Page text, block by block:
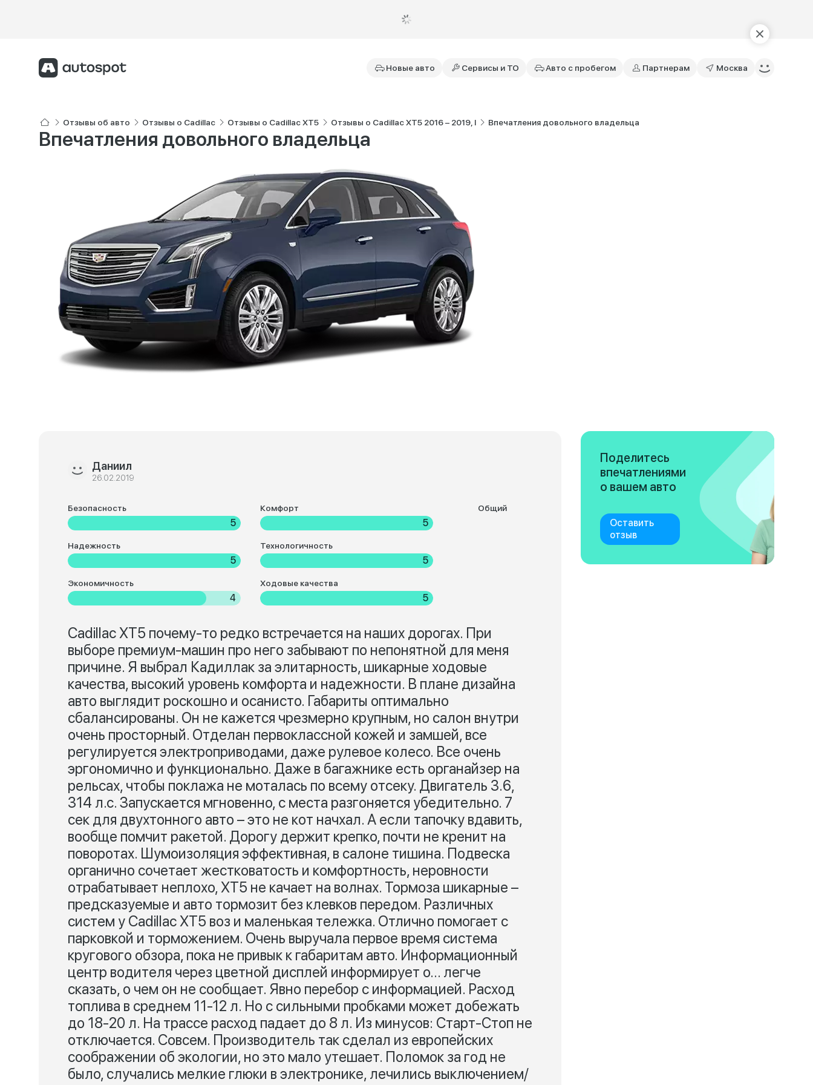
Новые авто Сервисы и ТО Авто с пробегом Партнерам Москва
Отзывы об авто Отзывы о Cadillac Отзывы о Cadillac XT5 Отзывы о Cadillac XT5 2016 – 2019, I Впечатления довольного владельца
Впечатления довольного владельца
Даниил
26.02.2019
Безопасность
5
Комфорт
5
Надежность
5
Технологичность
5
Экономичность
4
Ходовые качества
5
Общий
Cadillac XT5 почему-то редко встречается на наших дорогах. При
выборе премиум-машин про него забывают по непонятной для меня
причине. Я выбрал Кадиллак за элитарность, шикарные ходовые
качества, высокий уровень комфорта и надежности. В плане дизайна
авто выглядит роскошно и осанисто. Габариты оптимально
сбалансированы. Он не кажется чрезмерно крупным, но салон внутри
очень просторный. Отделан первоклассной кожей и замшей, все
регулируется электроприводами, даже рулевое колесо. Все очень
эргономично и функционально. Даже в багажнике есть органайзер на
рельсах, чтобы поклажа не моталась по всему отсеку. Двигатель 3.6,
314 л.с. Запускается мгновенно, с места разгоняется убедительно. 7
сек для двухтонного авто – это не кот начхал. А если тапочку вдавить,
вообще помчит ракетой. Дорогу держит крепко, почти не кренит на
поворотах. Шумоизоляция эффективная, в салоне тишина. Подвеска
органично сочетает жестковатость и комфортность, неровности
отрабатывает неплохо, XT5 не качает на волнах. Тормоза шикарные –
предсказуемые и авто тормозит без клевков передом. Различных
систем у Cadillac XT5 воз и маленькая тележка. Отлично помогает с
парковкой и торможением. Очень выручала первое время система
кругового обзора, пока не привык к габаритам авто. Информационный
центр водителя через цветной дисплей информирует о… легче
сказать, о чем он не сообщает. Явно перебор с информацией. Расход
топлива в среднем 11-12 л. Но с сильными пробками может добежать
до 18-20 л. На трассе расход падает до 8 л. Из минусов: Старт-Стоп не
отключается. Совсем. Производитель так сделал из европейских
соображении об экологии, но это мало утешает. Поломок за год не
было, случались мелкие глюки в электронике, лечились выключением/
Поделитесь
впечатлениями
о вашем авто
Оставить
отзыв